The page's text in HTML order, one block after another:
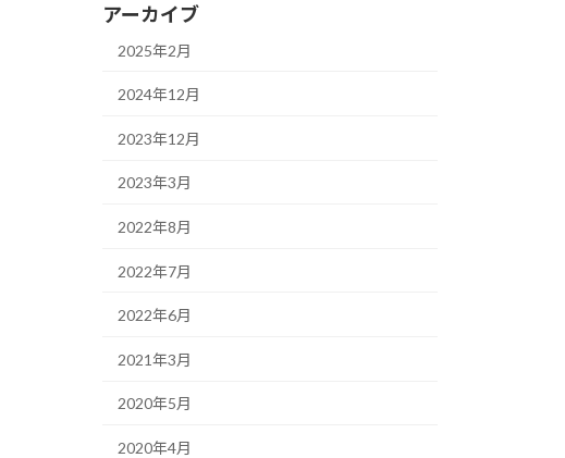
アーカイブ
2025年2月
2024年12月
2023年12月
2023年3月
2022年8月
2022年7月
2022年6月
2021年3月
2020年5月
2020年4月